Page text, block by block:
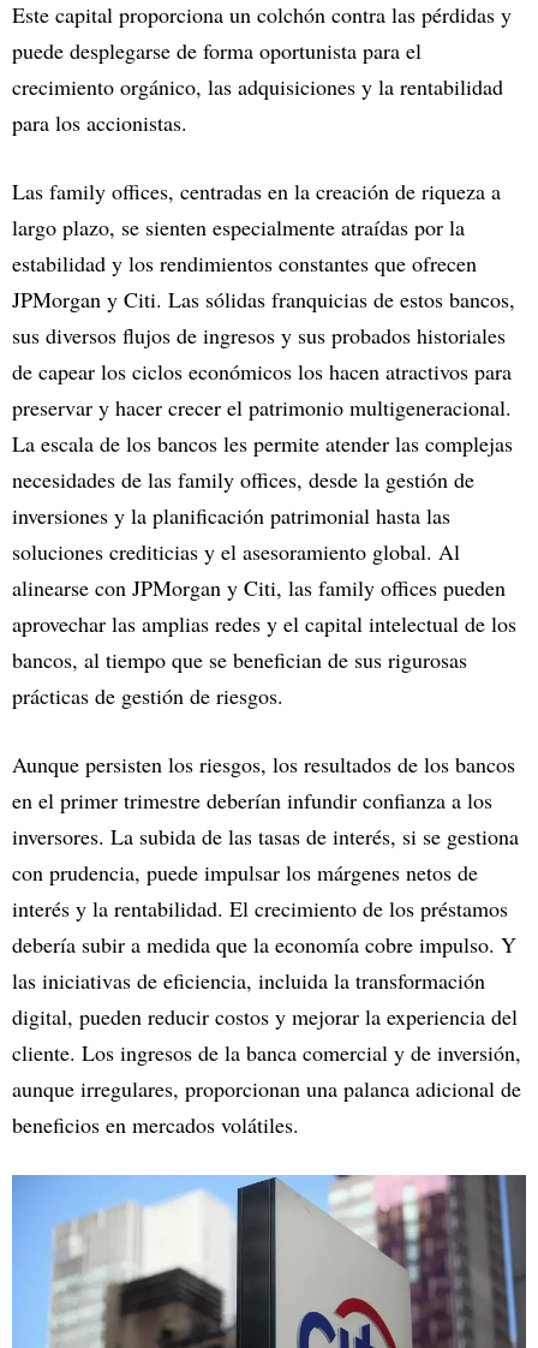
Este capital proporciona un colchón contra las pérdidas y
puede desplegarse de forma oportunista para el
crecimiento orgánico, las adquisiciones y la rentabilidad
para los accionistas.
Las family offices, centradas en la creación de riqueza a
largo plazo, se sienten especialmente atraídas por la
estabilidad y los rendimientos constantes que ofrecen
JPMorgan y Citi. Las sólidas franquicias de estos bancos,
sus diversos flujos de ingresos y sus probados historiales
de capear los ciclos económicos los hacen atractivos para
preservar y hacer crecer el patrimonio multigeneracional.
La escala de los bancos les permite atender las complejas
necesidades de las family offices, desde la gestión de
inversiones y la planificación patrimonial hasta las
soluciones crediticias y el asesoramiento global. Al
alinearse con JPMorgan y Citi, las family offices pueden
aprovechar las amplias redes y el capital intelectual de los
bancos, al tiempo que se benefician de sus rigurosas
prácticas de gestión de riesgos.
Aunque persisten los riesgos, los resultados de los bancos
en el primer trimestre deberían infundir confianza a los
inversores. La subida de las tasas de interés, si se gestiona
con prudencia, puede impulsar los márgenes netos de
interés y la rentabilidad. El crecimiento de los préstamos
debería subir a medida que la economía cobre impulso. Y
las iniciativas de eficiencia, incluida la transformación
digital, pueden reducir costos y mejorar la experiencia del
cliente. Los ingresos de la banca comercial y de inversión,
aunque irregulares, proporcionan una palanca adicional de
beneficios en mercados volátiles.